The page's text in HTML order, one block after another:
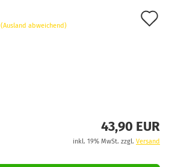
(Ausland abweichend)
43,90 EUR
inkl. 19% MwSt. zzgl. Versand